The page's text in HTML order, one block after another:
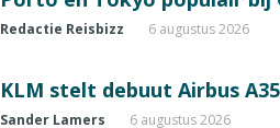
Redactie Reisbizz 6 augustus 2026
KLM stelt debuut Airbus
Sander Lamers 6 augustus 2026